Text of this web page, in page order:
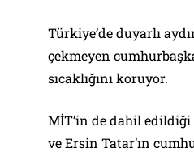
Türkiye’de duyarlı
çekmeyen
sıcaklığını koruyor.
MİT’in de dahil edildiği
ve Ersin Tatar’ın